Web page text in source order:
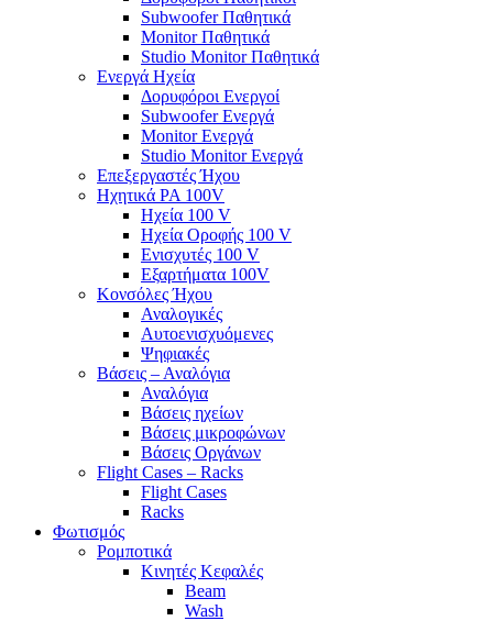
Subwoofer Παθητικά
Monitor Παθητικά
Studio Monitor Παθητικά
Ενεργά Ηχεία
Δορυφόροι Ενεργοί
Subwoofer Ενεργά
Monitor Ενεργά
Studio Monitor Ενεργά
Επεξεργαστές Ήχου
Ηχητικά PA 100V
Ηχεία 100 V
Ηχεία Οροφής 100 V
Ενισχυτές 100 V
Εξαρτήματα 100V
Κονσόλες Ήχου
Αναλογικές
Αυτοενισχυόμενες
Ψηφιακές
Βάσεις – Αναλόγια
Αναλόγια
Βάσεις ηχείων
Βάσεις μικροφώνων
Βάσεις Οργάνων
Flight Cases – Racks
Flight Cases
Racks
Φωτισμός
Ρομποτικά
Κινητές Κεφαλές
Beam
Wash